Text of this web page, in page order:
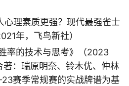
心理素质更强？现代最强雀士
年，飞鸟新社）
率的技术与思考》（2023
：瑞原明奈、铃木优、仲林
赛季常规赛的实战牌谱为基